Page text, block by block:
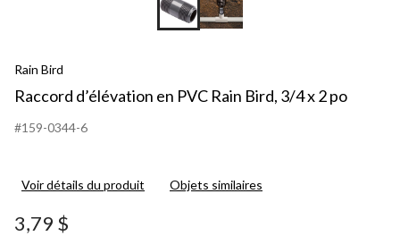
Rain Bird
Raccord d’élévation en PVC Rain Bird, 3/4 x 2 po
#159-0344-6
Voir détails du produit Objets similaires
3,79 $